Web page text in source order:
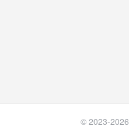
© 2023-2026